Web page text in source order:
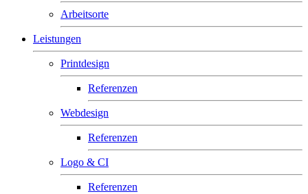
Arbeitsorte
Leistungen
Printdesign
Referenzen
Webdesign
Referenzen
Logo & CI
Referenzen